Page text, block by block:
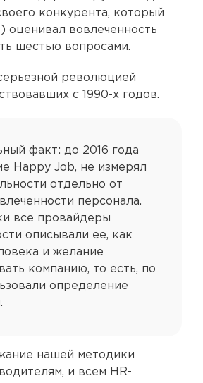
конкурента, который
оценивал вовлеченность
шестью вопросами.
революцией
с 1990-х годов.
факт: до 2016 года
Happy Job, не измерял
отдельно от
персонала.
все провайдеры
описывали ее, как
и желание
компанию, то есть, по
определение
нашей методики
и всем HR-